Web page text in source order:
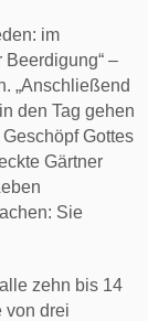
im
–
„Anschließend
den Tag gehen
Gottes
Gärtner
Sie
zehn bis 14
von drei